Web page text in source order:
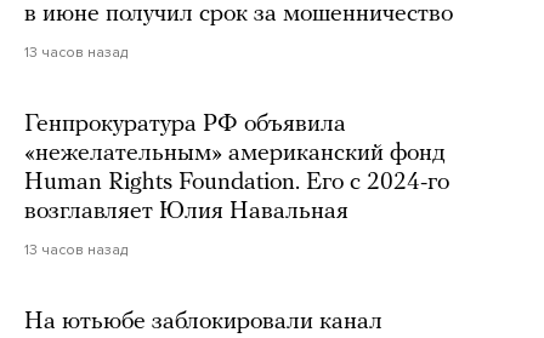
в июне получил срок за мошенничество
13 часов назад
Генпрокуратура РФ объявила
«нежелательным» американский фонд
Human Rights Foundation. Его с 2024-го
возглавляет Юлия Навальная
13 часов назад
На ютьюбе заблокировали канал